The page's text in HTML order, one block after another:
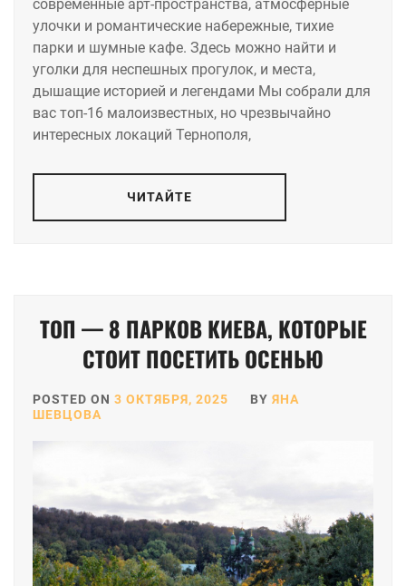
современные арт-пространства, атмосферные
улочки и романтические набережные, тихие
парки и шумные кафе. Здесь можно найти и
уголки для неспешных прогулок, и места,
дышащие историей и легендами Мы собрали для
вас топ-16 малоизвестных, но чрезвычайно
интересных локаций Тернополя,
ЧИТАЙТЕ
ТОП — 8 ПАРКОВ КИЕВА, КОТОРЫЕ
СТОИТ ПОСЕТИТЬ ОСЕНЬЮ
POSTED ON 3 ОКТЯБРЯ, 2025 BY ЯНА
ШЕВЦОВА